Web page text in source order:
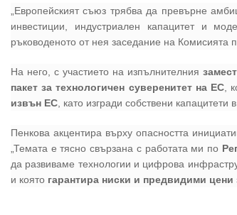
Европейският съюз трябва да превърне
инвестиции, индустриален капацитет и
ръководеното от нея заседание на
На него, с участието на изпълнителния
пакет за технологичен суверенитет на ЕС ,
извън ЕС , като изгради собствени
Пенкова акцентира върху опасността
Темата е тясно свързана с работата ми по
да развиваме технологии и цифрова
и която гарантира ниски и предвидими цени